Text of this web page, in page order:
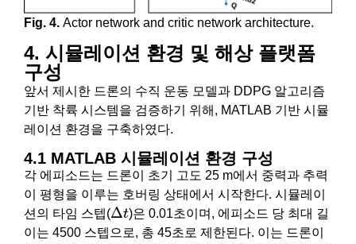
Fig. 4. Actor network and critic network architecture.
4. 시뮬레이션 환경 및 해상 플랫폼
구성
앞서 제시한 드론의 수직 운동 모델과 DDPG 알고리즘
기반 착륙 시스템을 검증하기 위해, MATLAB 기반 시뮬
레이션 환경을 구축하였다.
4.1 MATLAB 시뮬레이션 환경 구성
각 에피소드는 드론이 초기 고도 25 m에서 중력과 추력
이 평형을 이루는 호버링 상태에서 시작한다. 시뮬레이
션의 타임 스텝(Δt
Δ
)은 0.01초이며, 에피소드 당 최대 길
이는 4500 스텝으로, 총 45초로 제한된다. 이는 드론이